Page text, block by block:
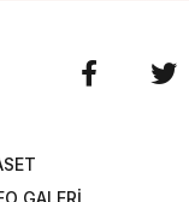
GALERİ